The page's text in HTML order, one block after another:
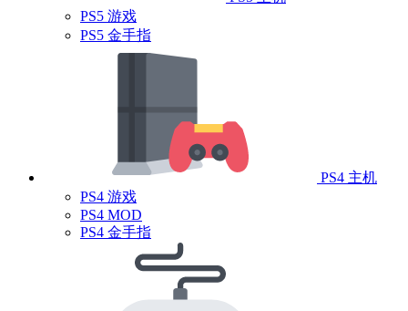
PS5 游戏
PS5 金手指
PS4 主机
PS4 游戏
PS4 MOD
PS4 金手指